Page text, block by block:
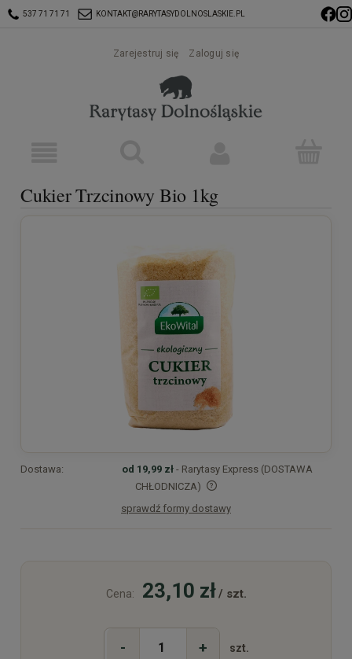
537 71 71 71 KONTAKT@RARYTASYDOLNOSLASKIE.PL
Zarejestruj się Zaloguj się
Cukier Trzcinowy Bio 1kg
Dostawa: od 19,99 zł - Rarytasy Express (DOSTAWA
CHŁODNICZA)
Cena nie zawiera ewentualnych kosztów płatności
sprawdź formy dostawy
Cena: 23,10 zł/ szt.
- + szt.